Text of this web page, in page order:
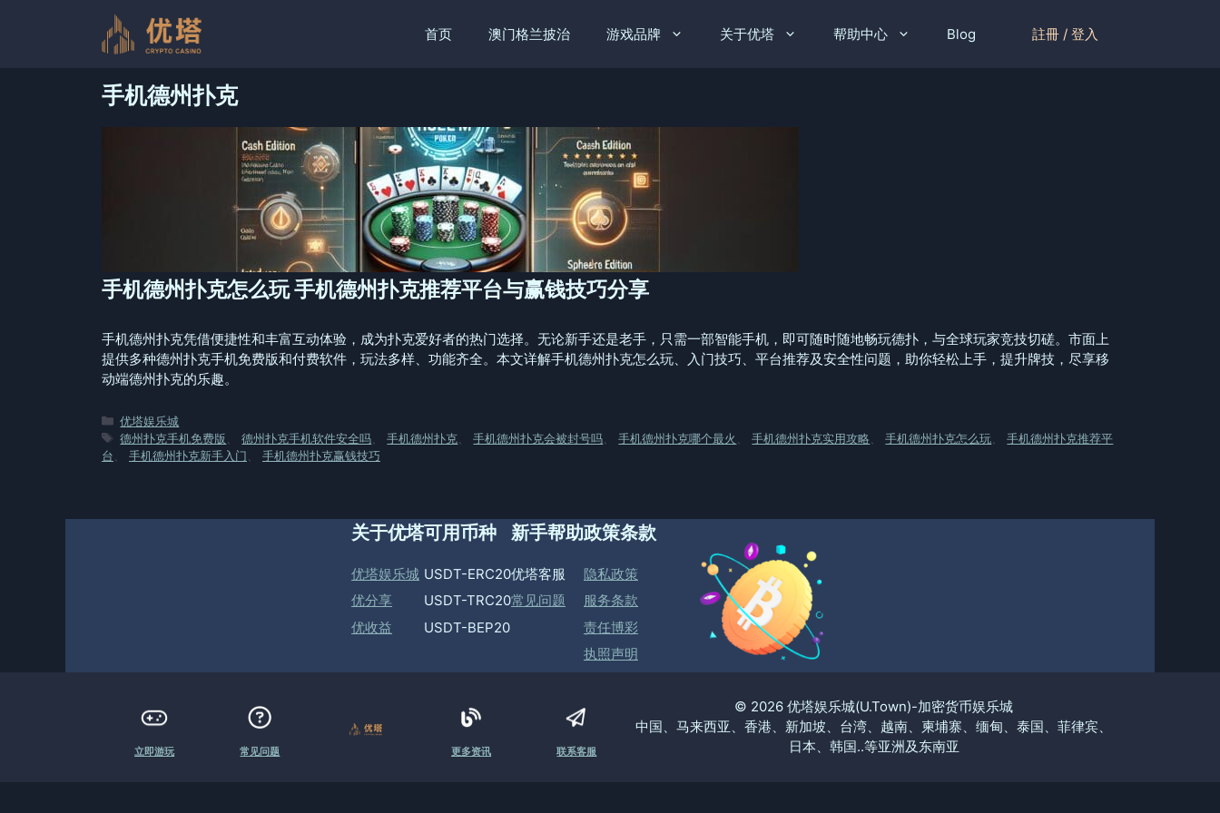
首页 澳门格兰披治 游戏品牌 关于优塔 帮助中心 Blog 註冊 / 登入
手机德州扑克
手机德州扑克怎么玩 手机德州扑克推荐平台与赢钱技巧分享
手机德州扑克凭借便捷性和丰富互动体验，成为扑克爱好者的热门选择。无论新手还是老手，只需一部智能手机，即可随时随地畅玩德扑，与全球玩家竞技切磋。市面上
提供多种德州扑克手机免费版和付费软件，玩法多样、功能齐全。本文详解手机德州扑克怎么玩、入门技巧、平台推荐及安全性问题，助你轻松上手，提升牌技，尽享移
动端德州扑克的乐趣。
分
类
优塔娱乐城
标
签
德州扑克手机免费版 、德州扑克手机软件安全吗 、手机德州扑克 、手机德州扑克会被封号吗 、手机德州扑克哪个最火 、手机德州扑克实用攻略 、手机德州扑克怎么玩 、手机德州扑克推荐平
台
手机德州扑克新手入门 手机德州扑克赢钱技巧
关于优塔
优塔娱乐城
优分享
优收益
可用币种
USDT-ERC20
USDT-TRC20
USDT-BEP20
新手帮助
优塔客服
常见问题
政策条款
隐私政策
服务条款
责任博彩
执照声明
立即游玩 常见问题 更多资讯 联系客服
© 2026 优塔娱乐城(U.Town)-加密货币娱乐城
中国、马来西亚、香港、新加坡、台湾、越南、柬埔寨、缅甸、泰国、菲律宾、
日本、韩国..等亚洲及东南亚